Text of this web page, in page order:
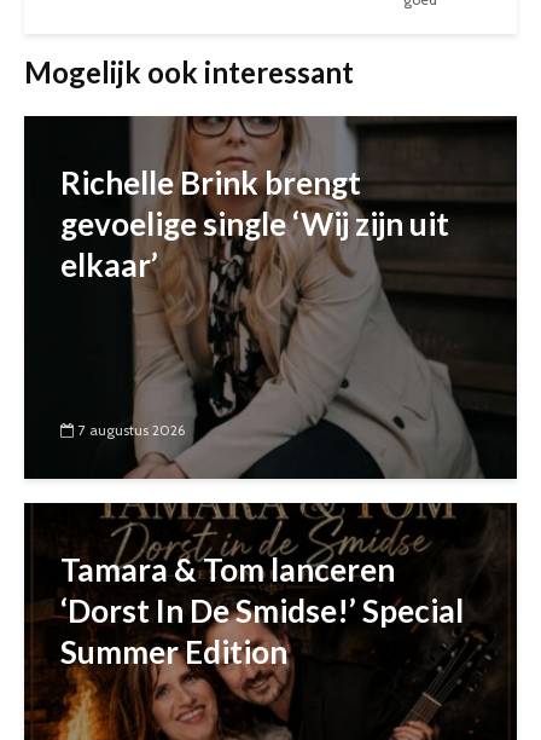
Mogelijk ook interessant
Richelle Brink brengt
gevoelige single ‘Wij zijn uit
elkaar’
7 augustus 2026
Tamara & Tom lanceren
‘Dorst In De Smidse!’ Special
Summer Edition